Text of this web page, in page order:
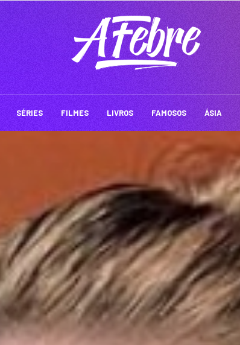
SÉRIES FILMES LIVROS FAMOSOS ÁSIA